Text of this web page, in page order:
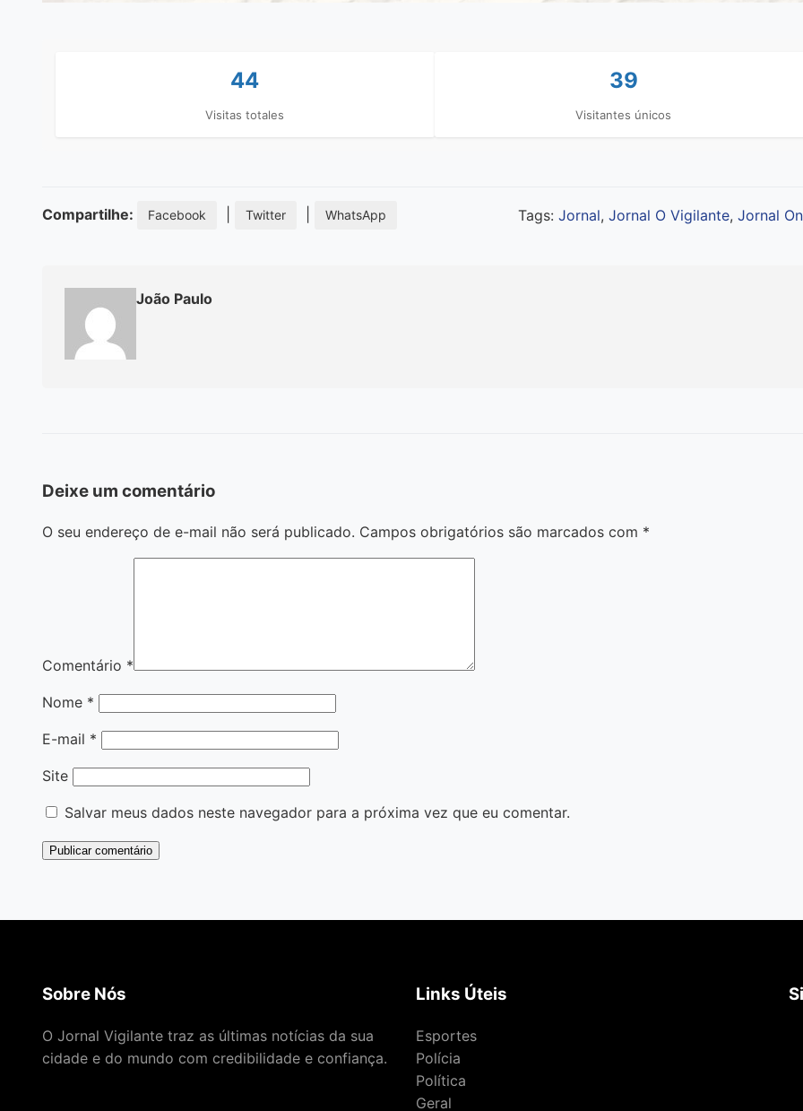
44
Visitas totales
39
Visitantes únicos
Compartilhe: Facebook Twitter WhatsApp Tags: Jornal, Jornal O Vigilante, Jornal
João Paulo
Deixe um comentário
O seu endereço de e-mail não será publicado. Campos obrigatórios são marcados com *
Comentário *
Nome *
E-mail *
Site
Salvar meus dados neste navegador para a próxima vez que eu comentar.
Sobre Nós
O Jornal Vigilante traz as últimas notícias da sua
cidade e do mundo com credibilidade e confiança.
Links Úteis
Esportes
Polícia
Política
Geral